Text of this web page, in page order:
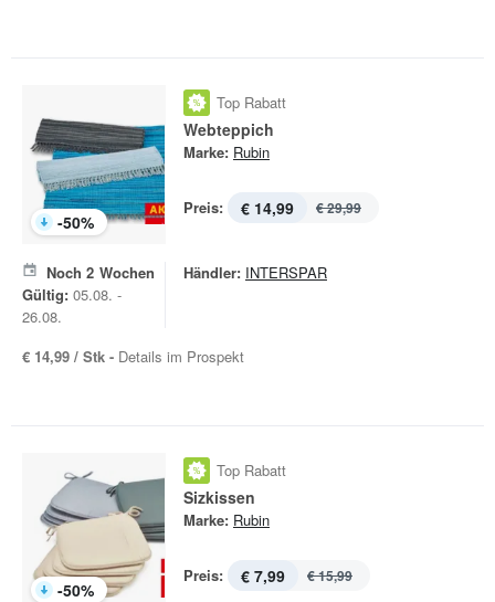
-50%
Top Rabatt
Webteppich
Marke: Rubin
Preis: € 14,99 € 29,99
Noch 2 Wochen
Gültig: 05.08. -
26.08.
Händler: INTERSPAR
€ 14,99 / Stk - Details im Prospekt
-50%
Top Rabatt
Sizkissen
Marke: Rubin
Preis: € 7,99 € 15,99